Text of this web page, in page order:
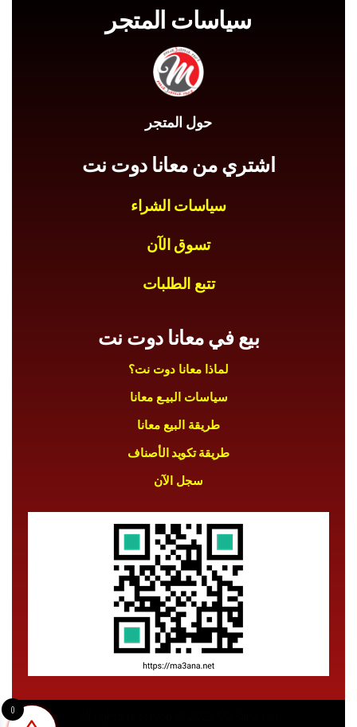
سياسات المتجر
حول المتجر
اشتري من معانا دوت نت
سياسات الشراء
تسوق الآن
تتبع الطلبات
بيع في معانا دوت نت
لماذا معانا دوت نت؟
سياسات البيـع معانا
طريقة البيع معانا
طريقة تكويد الأصناف
سجل الآن
0